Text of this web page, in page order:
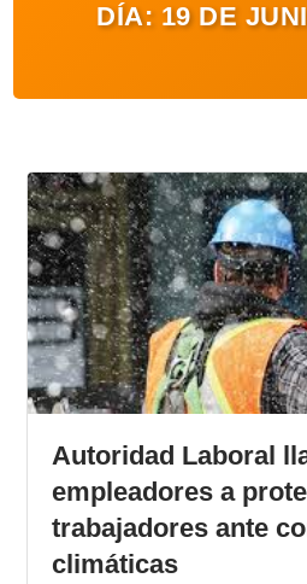
ENTRETENIMIENTO Y CULTURA
AUDIOS
VIDEOS
GALERIA DE FOTOS
APP MÓVIL
DÍA: 19 DE
Autoridad Laboral
empleadores a
trabajadores ante
climáticas